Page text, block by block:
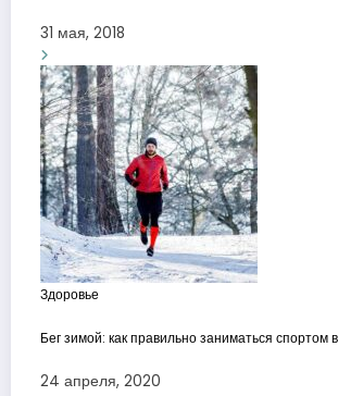
31 мая, 2018
Здоровье
Бег зимой: как правильно заниматься спортом
24 апреля, 2020